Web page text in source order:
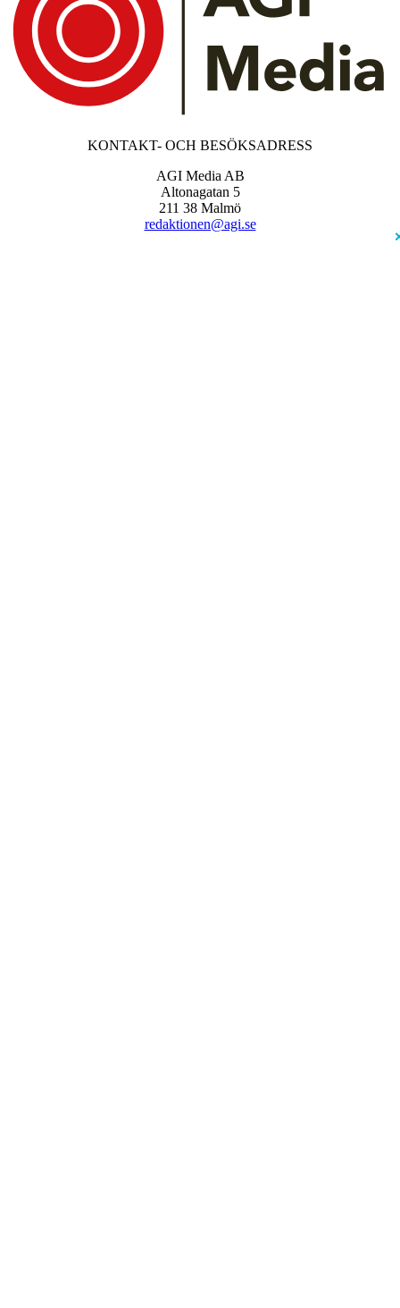
KONTAKT- OCH BESÖKSADRESS
AGI Media AB
Altonagatan 5
211 38 Malmö
redaktionen@agi.se